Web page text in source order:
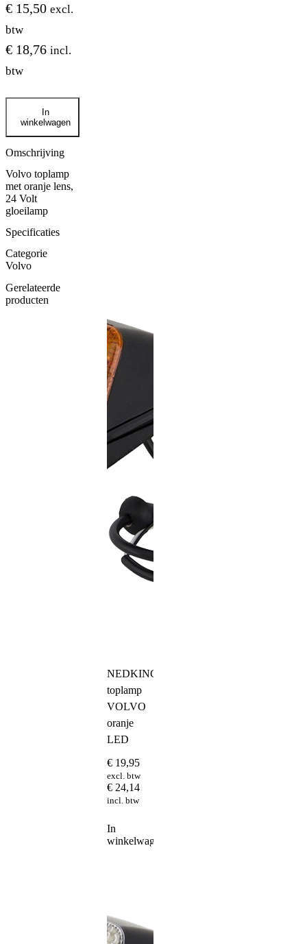
€ 15,50 excl.
btw
€ 18,76 incl.
btw
NEDKING
VOLVO
oranje
gloeilamp
In
winkelwagen
Omschrijving
Volvo toplamp
met oranje lens,
24 Volt
gloeilamp
Specificaties
Categorie
Volvo
Gerelateerde
producten
NEDKING
toplamp
VOLVO
oranje
LED
€ 19,95
excl. btw
€ 24,14
incl. btw
In
winkelwagen